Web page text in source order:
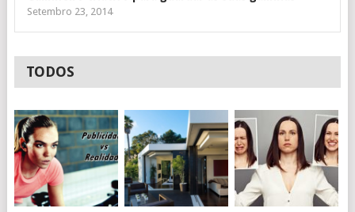
Setembro 23, 2014
TODOS